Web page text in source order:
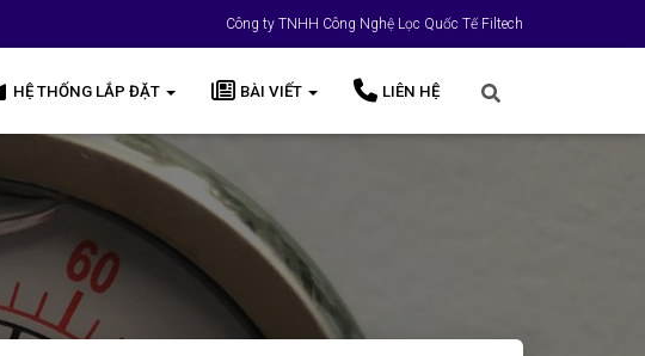
Công ty TNHH Công Nghệ Lọc Quốc Tế Filtech
HỆ THỐNG LẮP ĐẶT BÀI VIẾT LIÊN HỆ